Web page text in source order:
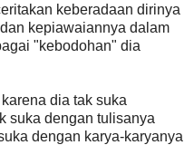
keberadaan dirinya
kepiawaiannya dalam
"kebodohan" dia
dia tak suka
suka dengan tulisanya
dengan karya-karyanya